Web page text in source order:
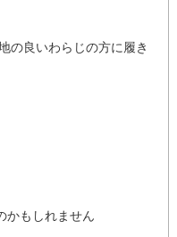
の良いわらじの方に履き
かもしれません